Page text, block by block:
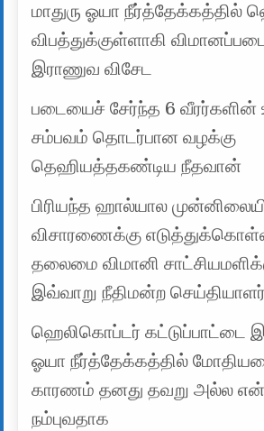
மாதுரு ஓயா நீர்த்தேக்கத்தில்
விபத்துக்குள்ளாகி
இராணுவ விசேட
படையைச் சேர்ந்த 6 வீரர்களின்
சம்பவம் தொடர்பான வழக்கு
தெஹியத்தகண்டிய நீதவான்
பிரியந்த ஹால்யால
விசாரணைக்கு
தலைமை விமானி
இவ்வாறு நீதிமன்ற செய்தியாளர்
ஹெலிகொப்டர் கட்டுப்பாட்டை
ஓயா நீர்த்தேக்கத்தில்
காரணம் தனது தவறு அல்ல
நம்புவதாக